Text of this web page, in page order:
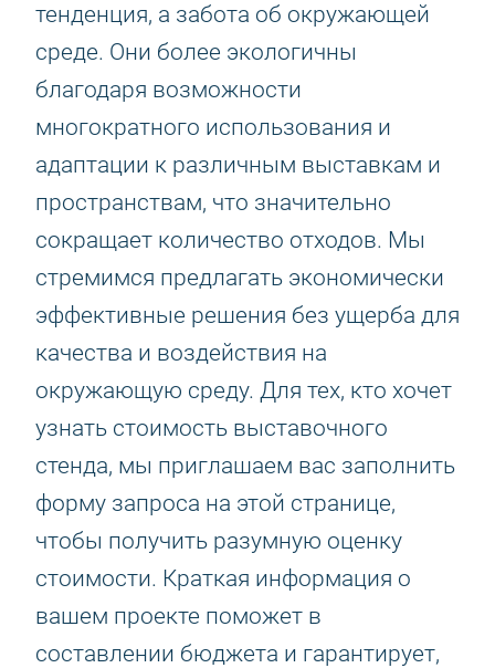
тенденция, а забота об окружающей
среде. Они более экологичны
благодаря возможности
многократного использования и
адаптации к различным выставкам и
пространствам, что значительно
сокращает количество отходов. Мы
стремимся предлагать экономически
эффективные решения без ущерба для
качества и воздействия на
окружающую среду. Для тех, кто хочет
узнать стоимость выставочного
стенда, мы приглашаем вас заполнить
форму запроса на этой странице,
чтобы получить разумную оценку
стоимости. Краткая информация о
вашем проекте поможет в
составлении бюджета и гарантирует,